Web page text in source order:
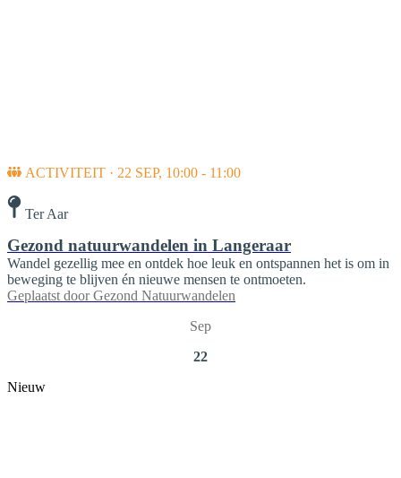
ACTIVITEIT · 22 SEP, 10:00 - 11:00
Ter Aar
Gezond natuurwandelen in Langeraar
Wandel gezellig mee en ontdek hoe leuk en ontspannen het is om in
beweging te blijven én nieuwe mensen te ontmoeten.
Geplaatst door Gezond Natuurwandelen
Sep
22
Nieuw